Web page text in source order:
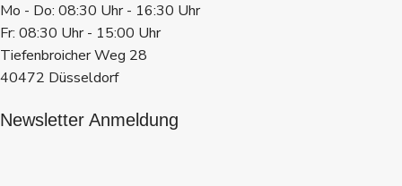
Mo - Do: 08:30 Uhr - 16:30 Uhr
Fr: 08:30 Uhr - 15:00 Uhr
Tiefenbroicher Weg 28
40472 Düsseldorf
Newsletter Anmeldung